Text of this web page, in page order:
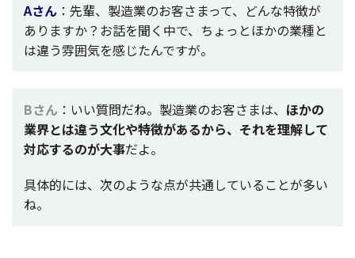
Aさん ： 先輩、 製造業のお客さまって、どんな特徴が
ありますか？お話を聞く中で、ちょっとほかの業種と
は違う雰囲気を感じたんですが。
Bさん ：いい質問だね。 製造業のお客さまは、 ほかの
業界とは違う文化や特徴があるから、それを理解して
対応するのが大事だよ。
具体的には、次のような点が共通していることが多い
ね。